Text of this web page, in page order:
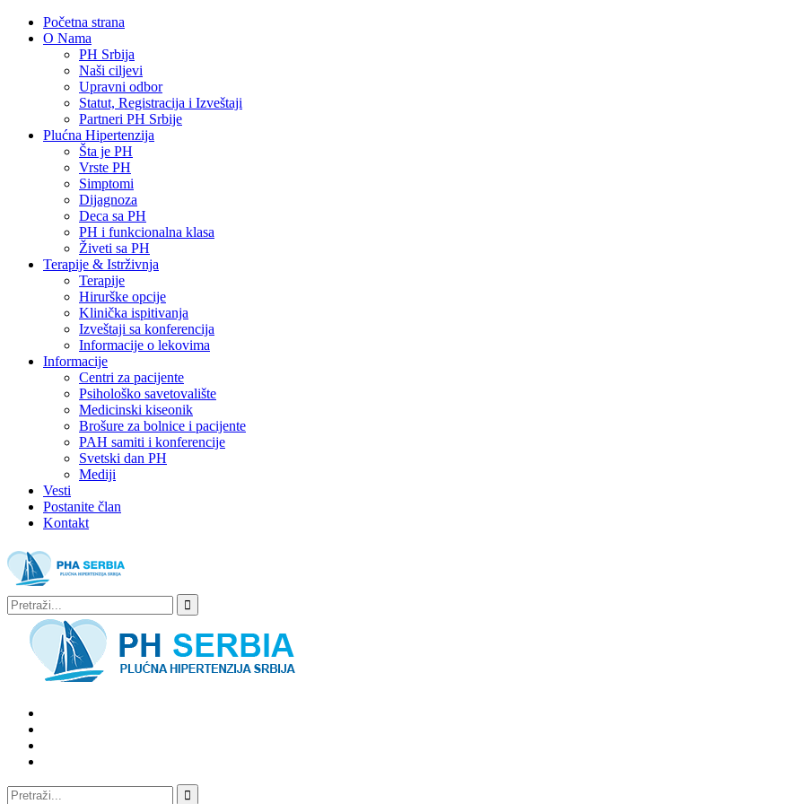
Početna strana
O Nama
PH Srbija
Naši ciljevi
Upravni odbor
Statut, Registracija i Izveštaji
Partneri PH Srbije
Plućna Hipertenzija
Šta je PH
Vrste PH
Simptomi
Dijagnoza
Deca sa PH
PH i funkcionalna klasa
Živeti sa PH
Terapije & Istrživnja
Terapije
Hirurške opcije
Klinička ispitivanja
Izveštaji sa konferencija
Informacije o lekovima
Informacije
Centri za pacijente
Psihološko savetovalište
Medicinski kiseonik
Brošure za bolnice i pacijente
PAH samiti i konferencije
Svetski dan PH
Mediji
Vesti
Postanite član
Kontakt